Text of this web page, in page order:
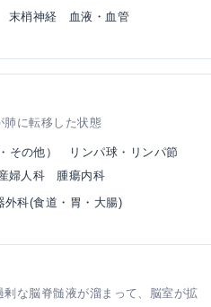
末梢神経
血液・血管
肺に転移した状態
その他）
リンパ球・リンパ節
婦人科
腫瘍内科
外科(食道・胃・大腸)
な脳脊髄液が溜まって、脳室が拡